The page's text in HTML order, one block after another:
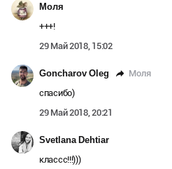
Моля
+++!
29 Май 2018, 15:02
Goncharov Oleg Моля
спасибо)
29 Май 2018, 20:21
Svetlana Dehtiar
классс!!!)))